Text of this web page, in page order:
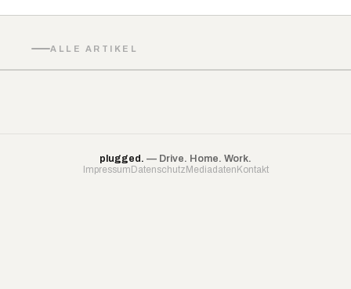
ALLE ARTIKEL
plugged. — Drive. Home. Work.
Impressum Datenschutz Mediadaten Kontakt